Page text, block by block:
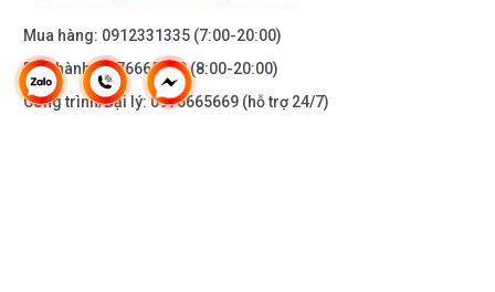
Mua hàng: 0912331335 (7:00-20:00)
Bảo hành:0976665669(8:00-20:00)
Công trình/Đại lý:0976665669 (hỗ trợ 24/7)